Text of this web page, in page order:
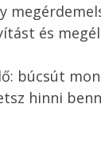
és
búcsút
hinni